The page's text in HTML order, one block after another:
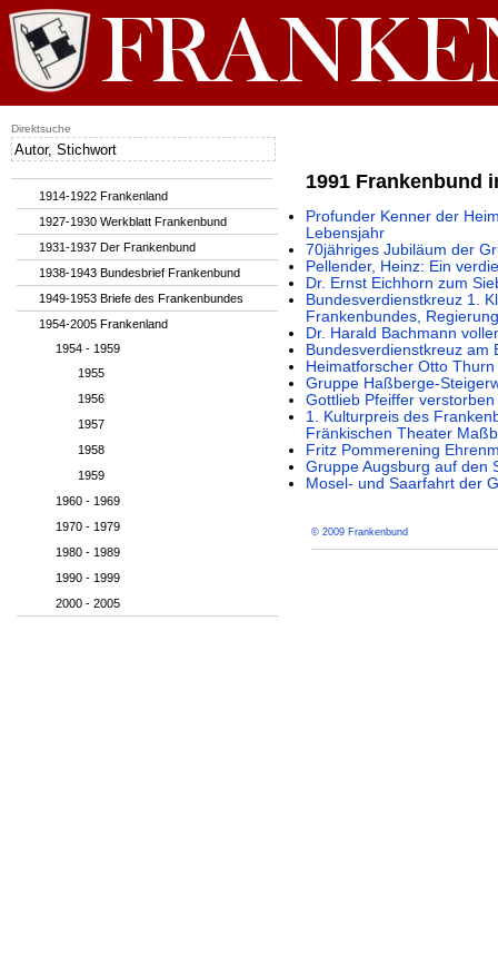
1991 Frankenbund
Profunder Kenner der
Lebensjahr
70jähriges Jubiläum der
Pellender, Heinz: Ein
Dr. Ernst Eichhorn zum
Bundesverdienstkreuz 1.
Frankenbundes,
Dr. Harald Bachmann
Bundesverdienstkreuz am
Heimatforscher Otto
Gruppe Haßberge-
Gottlieb Pfeiffer verstorben
1. Kulturpreis des
Fränkischen Theater
Fritz Pommerening
Gruppe Augsburg auf den
Mosel- und Saarfahrt der
© 2009 Frankenbund
1914-1922 Frankenland
1927-1930 Werkblatt Frankenbund
1931-1937 Der Frankenbund
1938-1943 Bundesbrief Frankenbund
1949-1953 Briefe des Frankenbundes
1954-2005 Frankenland
1954 - 1959
1955
1956
1957
1958
1959
1960 - 1969
1970 - 1979
1980 - 1989
1990 - 1999
2000 - 2005
Direktsuche